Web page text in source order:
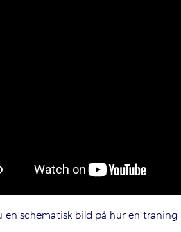
en schematisk bild på hur en träning